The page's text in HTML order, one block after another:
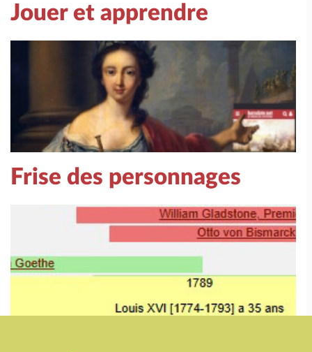
Jouer et apprendre
Frise des personnages